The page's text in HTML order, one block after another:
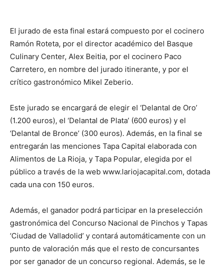
El jurado de esta final estará compuesto por el cocinero
Ramón Roteta, por el director académico del Basque
Culinary Center, Alex Beitia, por el cocinero Paco
Carretero, en nombre del jurado itinerante, y por el
crítico gastronómico Mikel Zeberio.
Este jurado se encargará de elegir el ‘Delantal de Oro’
(1.200 euros), el ‘Delantal de Plata’ (600 euros) y el
‘Delantal de Bronce’ (300 euros). Además, en la final se
entregarán las menciones Tapa Capital elaborada con
Alimentos de La Rioja, y Tapa Popular, elegida por el
público a través de la web www.lariojacapital.com, dotada
cada una con 150 euros.
Además, el ganador podrá participar en la preselección
gastronómica del Concurso Nacional de Pinchos y Tapas
‘Ciudad de Valladolid’ y contará automáticamente con un
punto de valoración más que el resto de concursantes
por ser ganador de un concurso regional. Además, se le